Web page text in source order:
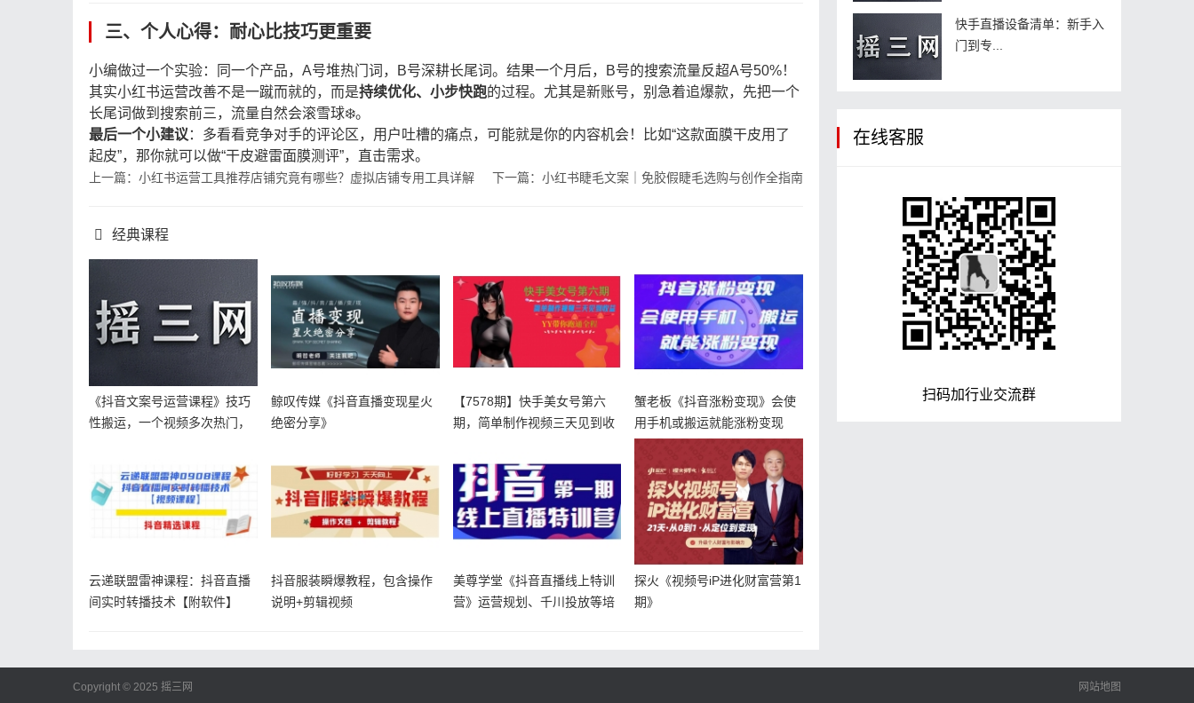
三、个人心得：耐心比技巧更重要
小编做过一个实验：同一个产品，A号堆热门词，B号深耕长尾词。结果一个月后，B号的搜索流量反超A号50%！
其实小红书运营改善不是一蹴而就的，而是持续优化、小步快跑的过程。尤其是新账号，别急着追爆款，先把一个
长尾词做到搜索前三，流量自然会滚雪球❄️。
最后一个小建议 ：多看看竞争对手的评论区，用户吐槽的痛点，可能就是你的内容机会！比如“这款面膜干皮用了
起皮”，那你就可以做“干皮避雷面膜测评”，直击需求。
上一篇：小红书运营工具推荐店铺究竟有哪些？虚拟店铺专用工具详解 下一篇：小红书睫毛文案｜免胶假睫毛选购与创作全指南
经典课程
《抖音文案号运营课程》技巧
性搬运，一个视频多次热门，
鲸叹传媒《抖音直播变现星火
绝密分享》
【7578期】快手美女号第六
期，简单制作视频三天见到收
蟹老板《抖音涨粉变现》会使
用手机或搬运就能涨粉变现
云递联盟雷神课程：抖音直播
间实时转播技术【附软件】
抖音服装瞬爆教程，包含操作
说明+剪辑视频
美尊学堂《抖音直播线上特训
营》运营规划、千川投放等培
探火《视频号iP进化财富营第1
期》
快手直播设备清单：新手入
门到专...
在线客服
扫码加行业交流群
Copyright © 2025 摇三网 网站地图